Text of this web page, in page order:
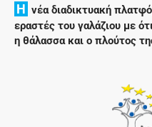
H νέα διαδικτυακή
εραστές του γαλάζιου με
η θάλασσα και ο πλούτος